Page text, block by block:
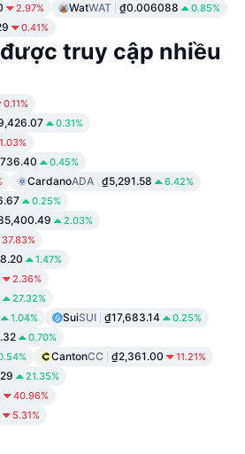
2.97% WatWAT ₫0.006088 0.85%
0.41%
truy cập nhiều
0.11%
0.31%
1.03%
0.45%
CardanoADA ₫5,291.58 6.42%
0.25%
2.03%
37.83%
1.47%
2.36%
27.32%
1.04% SuiSUI ₫17,683.14 0.25%
0.70%
CantonCC ₫2,361.00 11.21%
21.35%
40.96%
5.31%